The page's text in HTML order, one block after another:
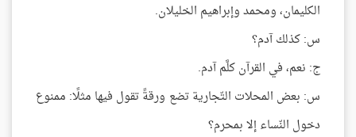
الكليمان، ومحمد وإبراهيم الخليلان.
س: كذلك آدم؟
ج: نعم، في القرآن كلَّم آدم.
س: بعض المحلات التّجارية تضع ورقةً تقول فيها مثلًا: ممنوع
دخول النّساء إلا بمحرم؟